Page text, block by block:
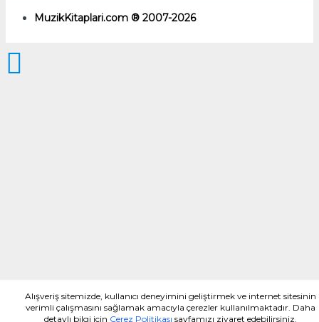
MuzikKitaplari.com ® 2007-2026
Alışveriş sitemizde, kullanıcı deneyimini geliştirmek ve internet sitesinin
verimli çalışmasını sağlamak amacıyla çerezler kullanılmaktadır. Daha
detaylı bilgi için Çerez Politikası sayfamızı ziyaret edebilirsiniz.